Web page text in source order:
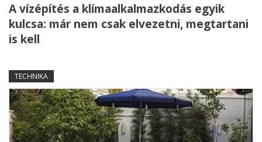
A vízépítés a klímaalkalmazkodás egyik
kulcsa: már nem csak elvezetni, megtartani
is kell
TECHNIKA